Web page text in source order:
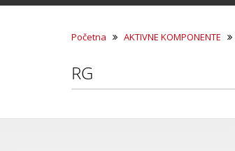
Početna AKTIVNE KOMPONENTE
RG